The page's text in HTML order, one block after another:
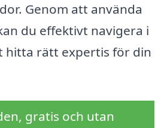
Genom att använda
du effektivt navigera i
hitta rätt expertis för din
gratis och utan